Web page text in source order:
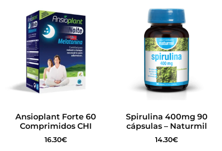
Ansioplant Forte 60
Comprimidos CHI
16.30€
Spirulina 400mg 90
cápsulas – Naturmil
14.30€